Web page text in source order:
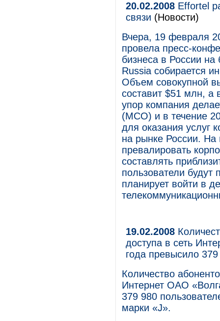
20.02.2008 Effortel
связи (Новости)
Вчера, 19 февраля
провела пресс-
бизнеса в России
Russia собирается
Объем совокупной
составит $51 млн, а
упор компания
(МСО) и в течение
для оказания услуг
на рынке России. На
превалировать
составлять
пользователи будут
планирует войти в
19.02.2008
доступа в сеть
года превысило
Количество
Интернет ОАО
379 980
марки «J».